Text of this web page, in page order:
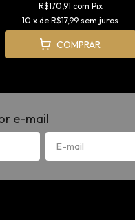
R$170,91 com Pix
10 x deR$17,99 sem juros
COMPRAR
e-mail